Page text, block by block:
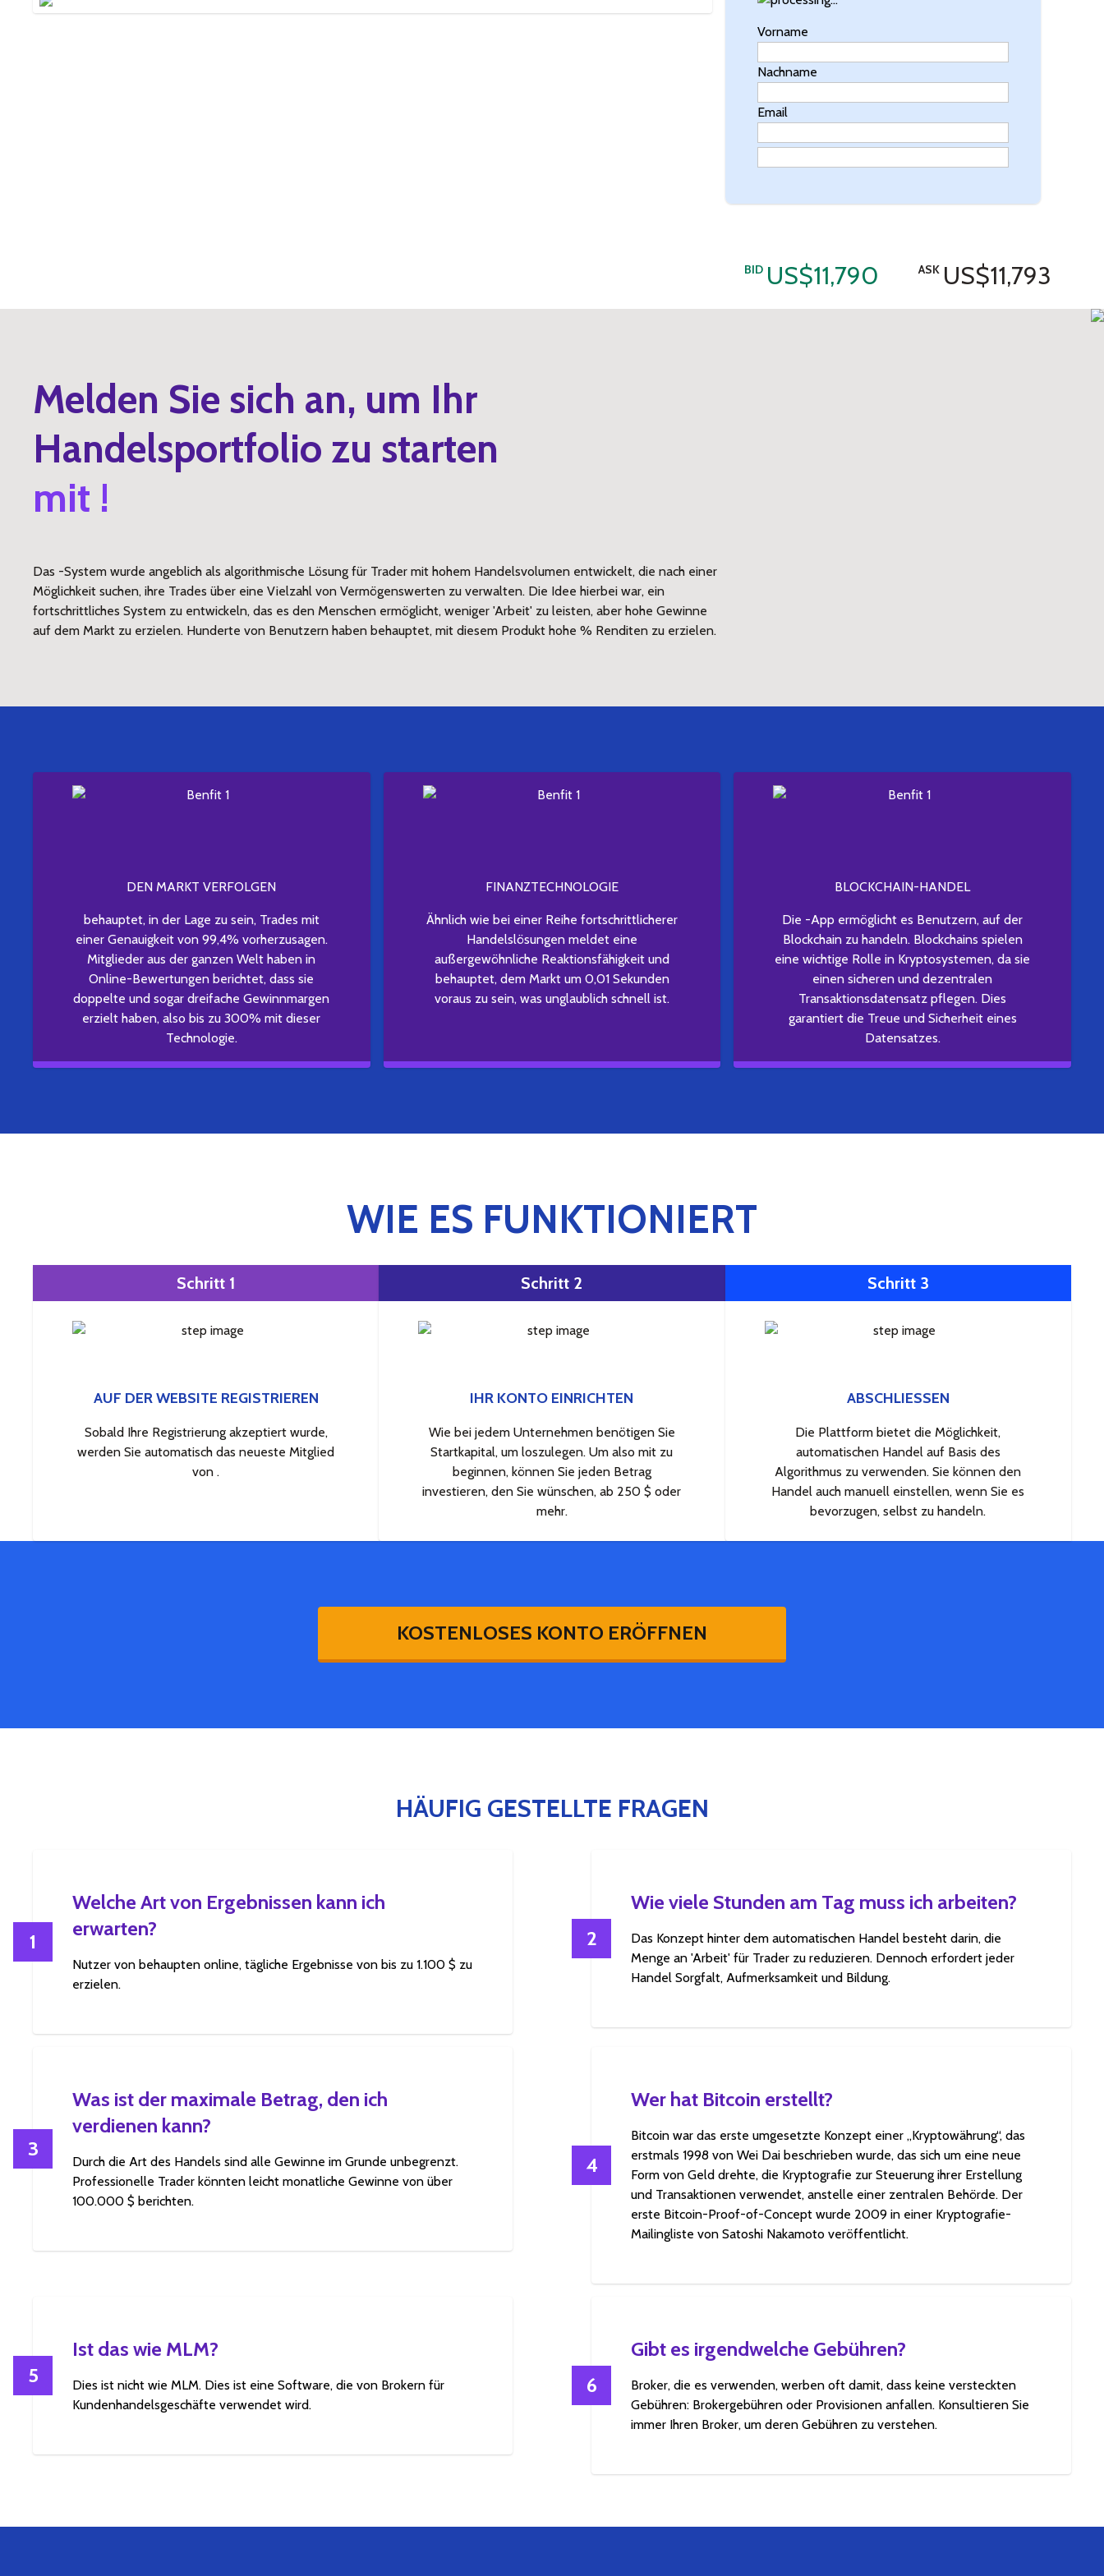
Vorname
Nachname
Email
BID US$11,790 ASK US$11,793
Melden Sie sich an, um Ihr
Handelsportfolio zu starten
mit !
Das -System wurde angeblich als algorithmische Lösung für Trader mit hohem Handelsvolumen entwickelt, die nach einer
Möglichkeit suchen, ihre Trades über eine Vielzahl von Vermögenswerten zu verwalten. Die Idee hierbei war, ein
fortschrittliches System zu entwickeln, das es den Menschen ermöglicht, weniger 'Arbeit' zu leisten, aber hohe Gewinne
auf dem Markt zu erzielen. Hunderte von Benutzern haben behauptet, mit diesem Produkt hohe % Renditen zu erzielen.
DEN MARKT VERFOLGEN
behauptet, in der Lage zu sein, Trades mit
einer Genauigkeit von 99,4% vorherzusagen.
Mitglieder aus der ganzen Welt haben in
Online-Bewertungen berichtet, dass sie
doppelte und sogar dreifache Gewinnmargen
erzielt haben, also bis zu 300% mit dieser
Technologie.
FINANZTECHNOLOGIE
Ähnlich wie bei einer Reihe fortschrittlicherer
Handelslösungen meldet eine
außergewöhnliche Reaktionsfähigkeit und
behauptet, dem Markt um 0,01 Sekunden
voraus zu sein, was unglaublich schnell ist.
BLOCKCHAIN-HANDEL
Die -App ermöglicht es Benutzern, auf der
Blockchain zu handeln. Blockchains spielen
eine wichtige Rolle in Kryptosystemen, da sie
einen sicheren und dezentralen
Transaktionsdatensatz pflegen. Dies
garantiert die Treue und Sicherheit eines
Datensatzes.
WIE ES FUNKTIONIERT
Schritt 1
AUF DER WEBSITE REGISTRIEREN
Sobald Ihre Registrierung akzeptiert wurde,
werden Sie automatisch das neueste Mitglied
von .
Schritt 2
IHR KONTO EINRICHTEN
Wie bei jedem Unternehmen benötigen Sie
Startkapital, um loszulegen. Um also mit zu
beginnen, können Sie jeden Betrag
investieren, den Sie wünschen, ab 250 $ oder
mehr.
Schritt 3
ABSCHLIESSEN
Die Plattform bietet die Möglichkeit,
automatischen Handel auf Basis des
Algorithmus zu verwenden. Sie können den
Handel auch manuell einstellen, wenn Sie es
bevorzugen, selbst zu handeln.
KOSTENLOSES KONTO ERÖFFNEN
HÄUFIG GESTELLTE FRAGEN
1
Welche Art von Ergebnissen kann ich
erwarten?
Nutzer von behaupten online, tägliche Ergebnisse von bis zu 1.100 $ zu
erzielen.
2
Wie viele Stunden am Tag muss ich arbeiten?
Das Konzept hinter dem automatischen Handel besteht darin, die
Menge an 'Arbeit' für Trader zu reduzieren. Dennoch erfordert jeder
Handel Sorgfalt, Aufmerksamkeit und Bildung.
3
Was ist der maximale Betrag, den ich
verdienen kann?
Durch die Art des Handels sind alle Gewinne im Grunde unbegrenzt.
Professionelle Trader könnten leicht monatliche Gewinne von über
100.000 $ berichten.
4
Wer hat Bitcoin erstellt?
Bitcoin war das erste umgesetzte Konzept einer „Kryptowährung“, das
erstmals 1998 von Wei Dai beschrieben wurde, das sich um eine neue
Form von Geld drehte, die Kryptografie zur Steuerung ihrer Erstellung
und Transaktionen verwendet, anstelle einer zentralen Behörde. Der
erste Bitcoin-Proof-of-Concept wurde 2009 in einer Kryptografie-
Mailingliste von Satoshi Nakamoto veröffentlicht.
5
Ist das wie MLM?
Dies ist nicht wie MLM. Dies ist eine Software, die von Brokern für
Kundenhandelsgeschäfte verwendet wird.
6
Gibt es irgendwelche Gebühren?
Broker, die es verwenden, werben oft damit, dass keine versteckten
Gebühren: Brokergebühren oder Provisionen anfallen. Konsultieren Sie
immer Ihren Broker, um deren Gebühren zu verstehen.